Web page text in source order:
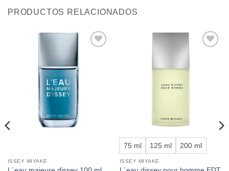
PRODUCTOS RELACIONADOS
ISSEY MIYAKE
75 ml 125 ml 200 ml
ISSEY MIYAKE